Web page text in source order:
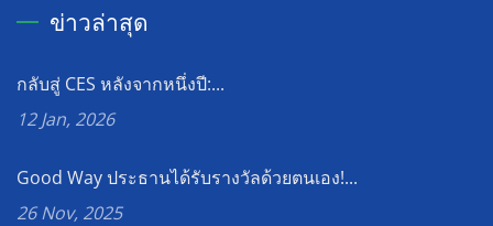
ข่าวล่าสุด
กลับสู่ CES หลังจากหนึ่งปี:...
12 Jan, 2026
Good Way ประธานได้รับรางวัลด้วยตนเอง!...
26 Nov, 2025